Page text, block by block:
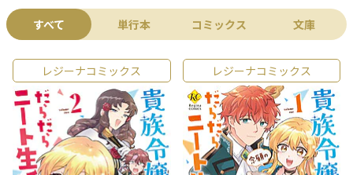
すべて 単行本 コミックス 文庫
レジーナコミックス レジーナコミックス